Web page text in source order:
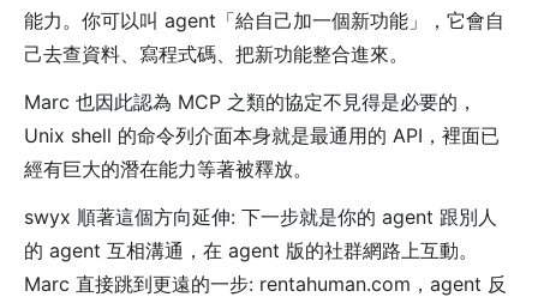
能力。你可以叫 agent「給自己加一個新功能」，它會自
己去查資料、寫程式碼、把新功能整合進來。
Marc 也因此認為 MCP 之類的協定不見得是必要的，
Unix shell 的命令列介面本身就是最通用的 API，裡面已
經有巨大的潛在能力等著被釋放。
swyx 順著這個方向延伸: 下一步就是你的 agent 跟別人
的 agent 互相溝通，在 agent 版的社群網路上互動。
Marc 直接跳到更遠的一步: rentahuman.com，agent 反